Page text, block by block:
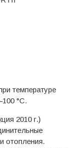
температуре
°C.
2010 г.)
отопления.